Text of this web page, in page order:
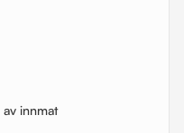
av innmat